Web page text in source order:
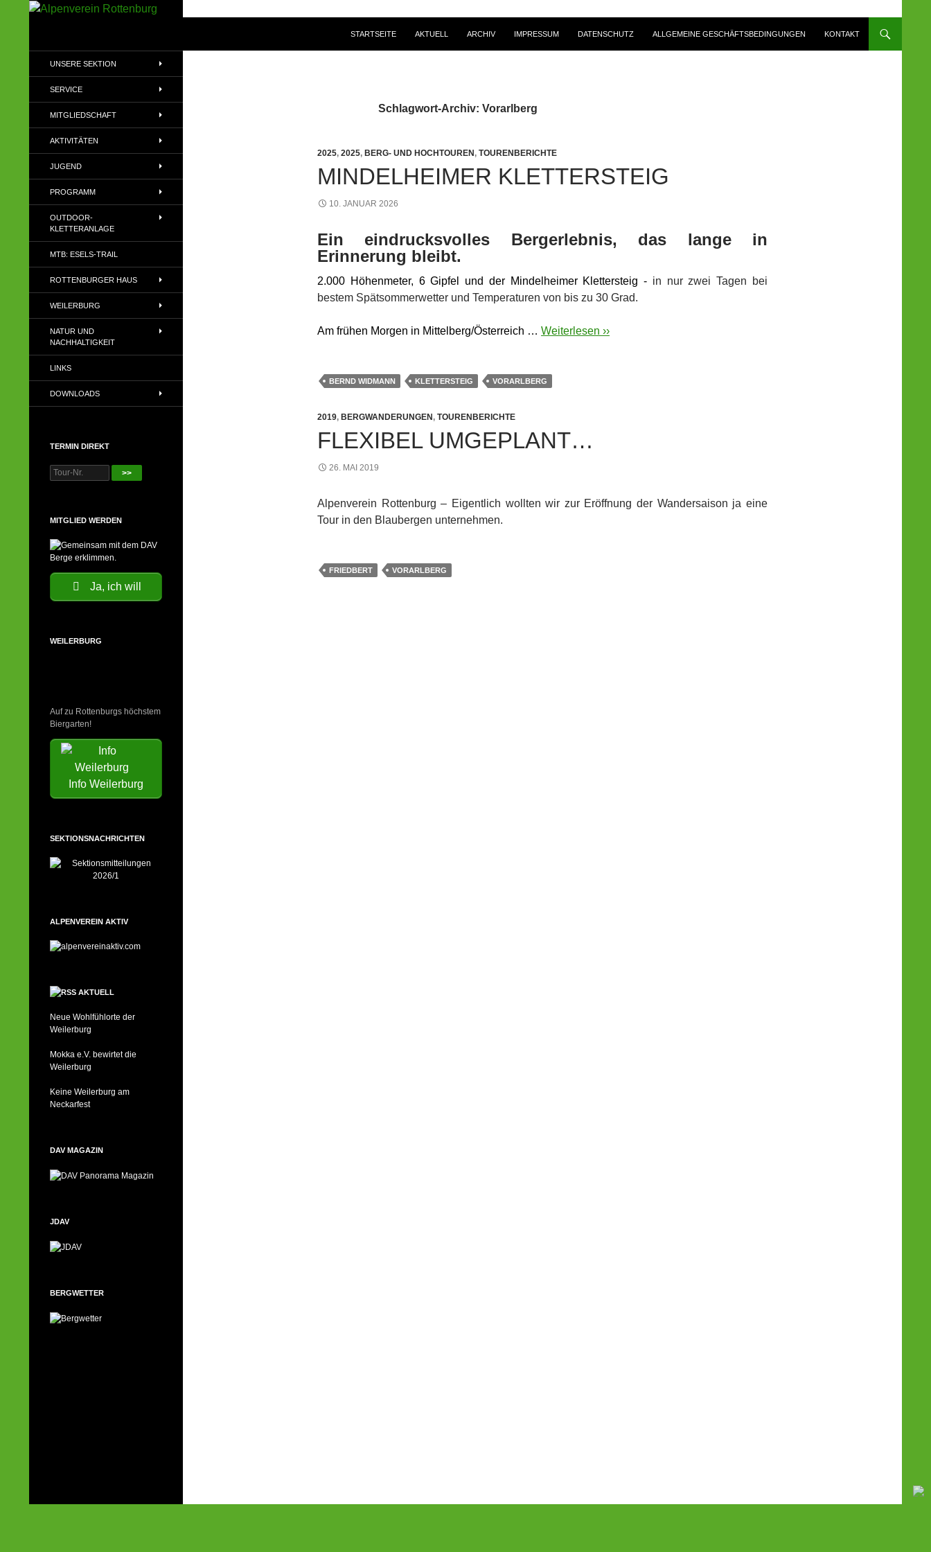
STARTSEITE AKTUELL ARCHIV IMPRESSUM DATENSCHUTZ ALLGEMEINE GESCHÄFTSBEDINGUNGEN KONTAKT
Schlagwort-Archiv: Vorarlberg
2025, 2025, BERG- UND HOCHTOUREN, TOURENBERICHTE
MINDELHEIMER KLETTERSTEIG
10. JANUAR 2026
Ein eindrucksvolles Bergerlebnis, das lange in
Erinnerung bleibt.
2.000 Höhenmeter, 6 Gipfel und der Mindelheimer Klettersteig - in nur zwei Tagen bei
bestem Spätsommerwetter und Temperaturen von bis zu 30 Grad.
Am frühen Morgen in Mittelberg/Österreich … Weiterlesen ››
BERND WIDMANN KLETTERSTEIG VORARLBERG
2019, BERGWANDERUNGEN, TOURENBERICHTE
FLEXIBEL UMGEPLANT…
26. MAI 2019
Alpenverein Rottenburg – Eigentlich wollten wir zur Eröffnung der Wandersaison ja eine
Tour in den Blaubergen unternehmen.
FRIEDBERT VORARLBERG
Alpenvereins (DAV) e.V
UNSERE SEKTION
SERVICE
MITGLIEDSCHAFT
AKTIVITÄTEN
JUGEND
PROGRAMM
OUTDOOR-
KLETTERANLAGE
MTB: ESELS-TRAIL
ROTTENBURGER HAUS
WEILERBURG
NATUR UND
NACHHALTIGKEIT
LINKS
DOWNLOADS
TERMIN DIREKT
>>
MITGLIED WERDEN
Ja, ich will
WEILERBURG
Auf zu Rottenburgs höchstem
Biergarten!
Info Weilerburg
SEKTIONSNACHRICHTEN
ALPENVEREIN AKTIV
AKTUELL
Neue Wohlfühlorte der
Weilerburg
Mokka e.V. bewirtet die
Weilerburg
Keine Weilerburg am
Neckarfest
DAV MAGAZIN
JDAV
BERGWETTER